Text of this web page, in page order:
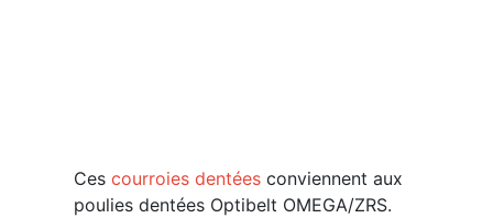
Cescourroies dentées conviennent aux
poulies dentées Optibelt OMEGA/ZRS.